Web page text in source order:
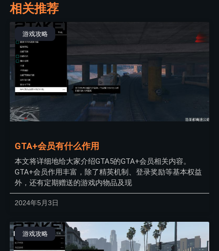
相关推荐
游戏攻略
GTA+会员有什么作用
本文将详细地给大家介绍GTA5的GTA+会员相关内容。
GTA+会员作用丰富，除了精英机制、登录奖励等基本权益
外，还有定期赠送的游戏内物品及现
2024年5月3日
游戏攻略